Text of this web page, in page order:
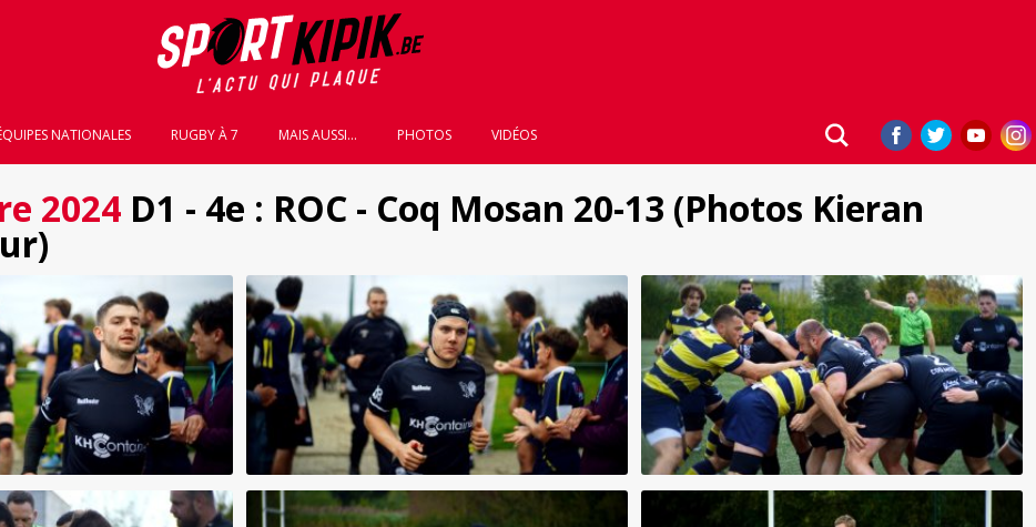
NATIONALES RUGBY À 7 MAIS AUSSI... PHOTOS VIDÉOS
2024 D1 - 4e : ROC - Coq Mosan 20-13 (Photos Kieran